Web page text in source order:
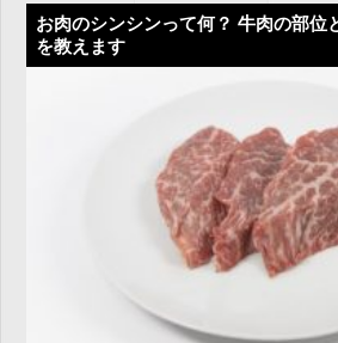
お肉のシンシンって何？ 牛肉の部位
を教えます